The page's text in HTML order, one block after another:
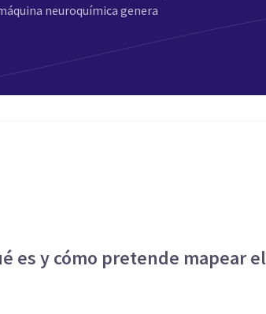
neuroquímica genera
es y cómo pretende mapear el